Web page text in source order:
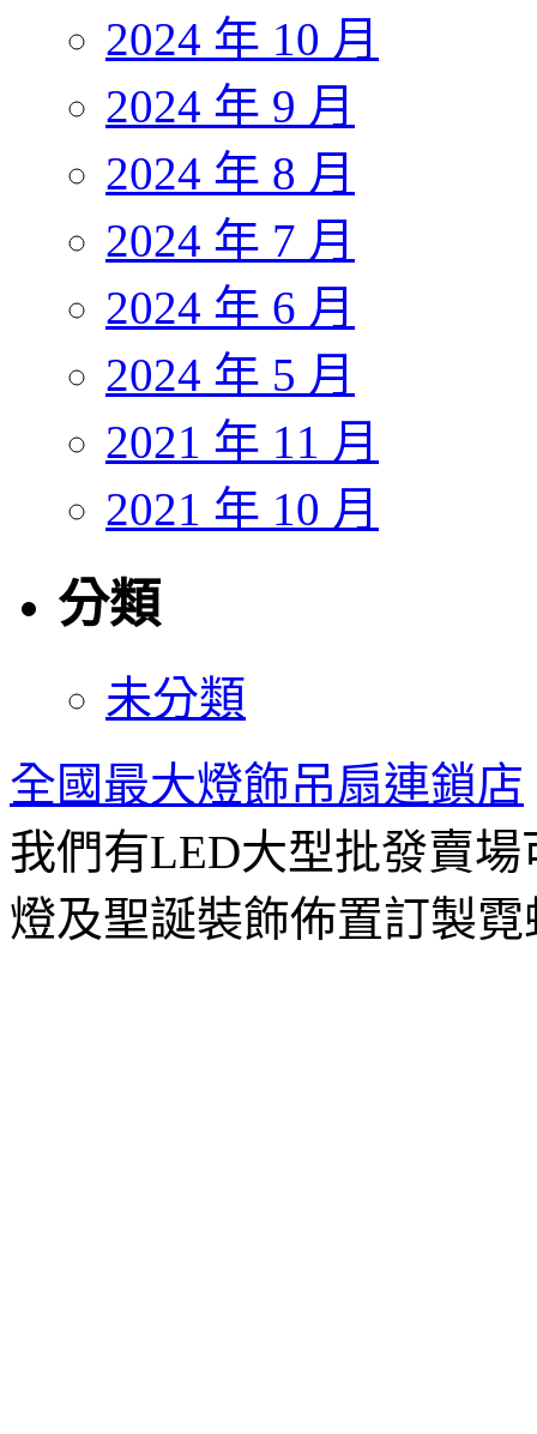
2024 年 10 月
2024 年 9 月
2024 年 8 月
2024 年 7 月
2024 年 6 月
2024 年 5 月
2021 年 11 月
2021 年 10 月
分類
未分類
全國最大燈飾吊扇連鎖店
我們有LED大型批發賣
燈及聖誕裝飾佈置訂製